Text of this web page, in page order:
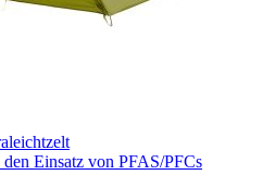
den Einsatz von PFAS/PFCs